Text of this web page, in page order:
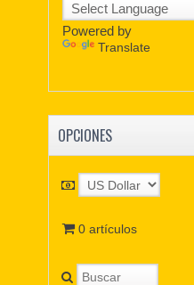
Powered by
Translate
OPCIONES
0 artículos